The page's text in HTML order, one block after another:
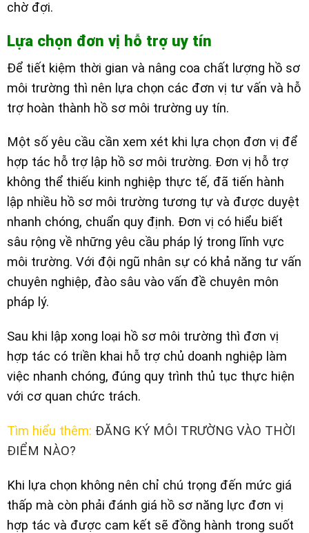
chờ đợi.
Lựa chọn đơn vị hỗ trợ uy tín
Để tiết kiệm thời gian và nâng coa chất lượng hồ sơ
môi trường thì nên lựa chọn các đơn vị tư vấn và hỗ
trợ hoàn thành hồ sơ môi trường uy tín.
Một số yêu cầu cần xem xét khi lựa chọn đơn vị để
hợp tác hỗ trợ lập hồ sơ môi trường. Đơn vị hỗ trợ
không thể thiếu kinh nghiệp thực tế, đã tiến hành
lập nhiều hồ sơ môi trường tương tự và được duyệt
nhanh chóng, chuẩn quy định. Đơn vị có hiểu biết
sâu rộng về những yêu cầu pháp lý trong lĩnh vực
môi trường. Với đội ngũ nhân sự có khả năng tư vấn
chuyên nghiệp, đào sâu vào vấn đề chuyên môn
pháp lý.
Sau khi lập xong loại hồ sơ môi trường thì đơn vị
hợp tác có triền khai hỗ trợ chủ doanh nghiệp làm
việc nhanh chóng, đúng quy trình thủ tục thực hiện
với cơ quan chức trách.
Tìm hiểu thêm: ĐĂNG KÝ MÔI TRƯỜNG VÀO THỜI
ĐIỂM NÀO?
Khi lựa chọn không nên chỉ chú trọng đến mức giá
thấp mà còn phải đánh giá hồ sơ năng lực đơn vị
hợp tác và được cam kết sẽ đồng hành trong suốt